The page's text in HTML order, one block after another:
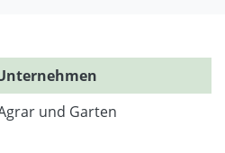
und Garten